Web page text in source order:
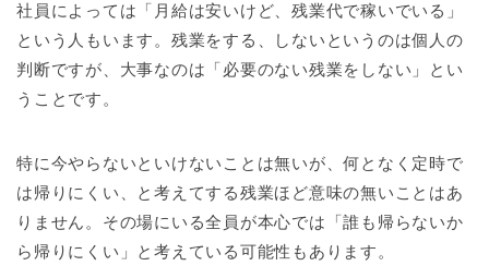
社員によっては「月給は安いけど、残業代で稼いでいる」
という人もいます。残業をする、しないというのは個人の
判断ですが、大事なのは「必要のない残業をしない」とい
うことです。
特に今やらないといけないことは無いが、何となく定時で
は帰りにくい、と考えてする残業ほど意味の無いことはあ
りません。その場にいる全員が本心では「誰も帰らないか
ら帰りにくい」と考えている可能性もあります。